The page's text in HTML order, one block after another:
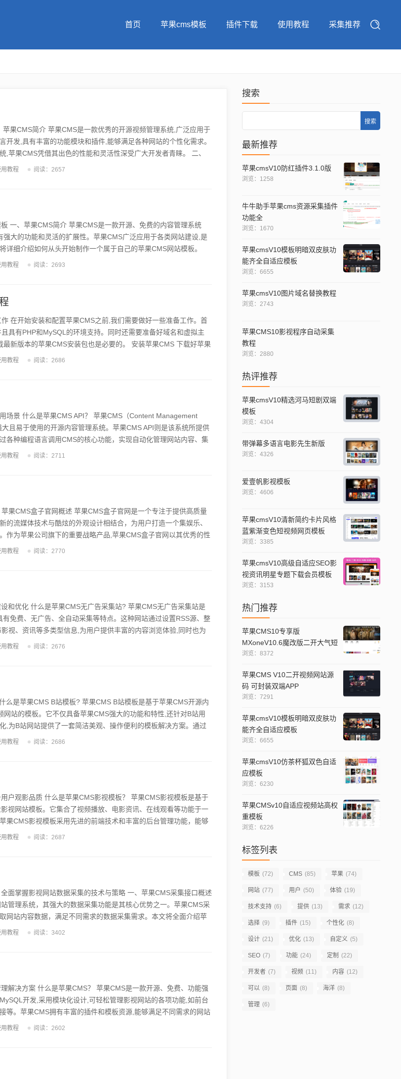
首页 苹果cms模板 插件下载 使用教程 采集推荐
搜索
最新推荐
苹果cmsV10防红插件3.1.0版
浏览：1258
牛牛助手苹果cms资源采集插件
功能全
浏览：1670
苹果cmsV10模板明暗双皮肤功
能齐全自适应模板
浏览：6655
苹果cmsV10图片域名替换教程
浏览：2743
苹果CMS10影视程序自动采集
教程
浏览：2880
热评推荐
苹果cmsV10精选河马短剧双端
模板
浏览：4304
带弹幕多语言电影先生新版
浏览：4326
爱壹帆影视模板
浏览：4606
苹果cmsV10清新简约卡片风格
蓝紫渐变色短视频网页模板
浏览：3385
苹果cmsV10高级自适应SEO影
视资讯明星专题下载会员模板
浏览：3153
热门推荐
苹果CMS10专享版
MXoneV10.6魔改版二开大气短
视模板
浏览：8372
苹果CMS V10二开视频网站源
码 可封装双端APP
浏览：7291
苹果cmsV10模板明暗双皮肤功
能齐全自适应模板
浏览：6655
苹果cmsV10仿茶杯狐双色自适
应模板
浏览：6230
苹果CMSv10自适应视频站高权
重模板
浏览：6226
标签列表
模板 (72) CMS (85) 苹果 (74)
网站 (77) 用户 (50) 体验 (19)
技术支持 (6) 提供 (13) 需求 (12)
选择 (9) 插件 (15) 个性化 (8)
设计 (21) 优化 (13) 自定义 (5)
SEO (7) 功能 (24) 定制 (22)
开发者 (7) 视频 (11) 内容 (12)
可以 (8) 页面 (8) 海洋 (8)
管理 (6)
果CMS简介 苹果CMS是一款优秀的开源视频管理系统,广泛应用于
开发,具有丰富的功能模块和插件,能够满足各种网站的个性化需求。
,苹果CMS凭借其出色的性能和灵活性深受广大开发者青睐。 二、
资源库是苹果CMS开发团队为用户提供的一站式资源平台。在这里,
教程 阅读：2657
一、苹果CMS简介 苹果CMS是一款开源、免费的内容管理系统
大的功能和灵活的扩展性。苹果CMS广泛应用于各类网站建设,是
详细介绍如何从头开始制作一个属于自己的苹果CMS网站模板。
需要做好充分的准备工作。首先需要下载并安装最新版本的苹果
教程 阅读：2693
在开始安装和配置苹果CMS之前,我们需要做好一些准备工作。首
具有PHP和MySQL的环境支持。同时还需要准备好域名和虚拟主
新版本的苹果CMS安装包也是必要的。 安装苹果CMS 下载好苹果
首先需要将安装包解压缩到服务器的网站根目录下。然后打开浏览
教程 阅读：2686
场景 什么是苹果CMS API？ 苹果CMS（Content Management
且易于使用的开源内容管理系统。苹果CMS API则是该系统所提供
各种编程语言调用CMS的核心功能，实现自动化管理网站内容、集
了丰富的功能模块，涵盖内容发布、多媒体处理、用户管理、数据
教程 阅读：2711
果CMS盒子官网概述 苹果CMS盒子官网是一个专注于提供高质量
的流媒体技术与酷炫的外观设计相结合，为用户打造一个集娱乐、
作为苹果公司旗下的重要战略产品,苹果CMS盒子官网以其优秀的性
盒子官网的主要功能 苹果CMS盒子官网集多种功能于一体,可以
CMS...
教程 阅读：2770
和优化 什么是苹果CMS无广告采集站? 苹果CMS无广告采集站是
免费、无广告、全自动采集等特点。这种网站通过设置RSS源、整
视、资讯等多类型信息,为用户提供丰富的内容浏览体验,同时也为
广告营销模式,苹果CMS无广告采集站为用户和站长带来了全新的互
教程 阅读：2676
么是苹果CMS B站模板? 苹果CMS B站模板是基于苹果CMS开源内
站的模板。它不仅具备苹果CMS强大的功能和特性,还针对B站用
,为B站网站提供了一套简洁美观、操作便利的模板解决方案。通过
松地搭建出一个时尚大气、交互流畅的视频网站,为用户带来极致的
教程 阅读：2686
户观影品质 什么是苹果CMS影视模板？ 苹果CMS影视模板是基于
视网站模板。它集合了视频播放、电影资讯、在线观看等功能于一
果CMS影视模板采用先进的前端技术和丰富的后台管理功能，能够
视网站的不二之选。 苹果CMS影视模板的特点 苹果CMS影视模板
观...
教程 阅读：2687
面掌握影视网站数据采集的技术与策略 一、苹果CMS采集接口概述
管理系统，其强大的数据采集功能是其核心优势之一。苹果CMS采
网站内容数据，满足不同需求的数据采集需求。本文将全面介绍苹
，帮助读者深入了解并掌握苹果CMS采集的方方面面。 二、苹果
接口的使用...
教程 阅读：3402
解决方案 什么是苹果CMS？ 苹果CMS是一款开源、免费、功能强
开发,采用模块化设计,可轻松管理影视网站的各项功能,如前台
等。苹果CMS拥有丰富的插件和模板资源,能够满足不同需求的网站
频网站还是自媒体平台,苹果CMS都能提供全面的解决方案。 苹果
教程 阅读：2602